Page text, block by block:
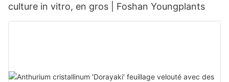
culture in vitro, en gros | Foshan Youngplants